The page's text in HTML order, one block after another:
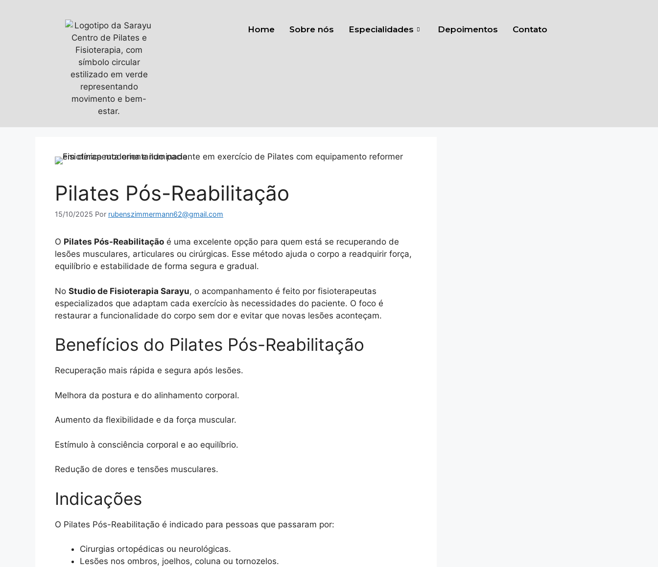
Home Sobre nós Especialidades Depoimentos Contato
Pilates Pós-Reabilitação
15/10/2025 Por rubenszimmermann62@gmail.com
O Pilates Pós-Reabilitação é uma excelente opção para quem está se recuperando de
lesões musculares, articulares ou cirúrgicas. Esse método ajuda o corpo a readquirir força,
equilíbrio e estabilidade de forma segura e gradual.
No Studio de Fisioterapia Sarayu, o acompanhamento é feito por fisioterapeutas
especializados que adaptam cada exercício às necessidades do paciente. O foco é
restaurar a funcionalidade do corpo sem dor e evitar que novas lesões aconteçam.
Benefícios do Pilates Pós-Reabilitação
Recuperação mais rápida e segura após lesões.
Melhora da postura e do alinhamento corporal.
Aumento da flexibilidade e da força muscular.
Estímulo à consciência corporal e ao equilíbrio.
Redução de dores e tensões musculares.
Indicações
O Pilates Pós-Reabilitação é indicado para pessoas que passaram por:
Cirurgias ortopédicas ou neurológicas.
Lesões nos ombros, joelhos, coluna ou tornozelos.